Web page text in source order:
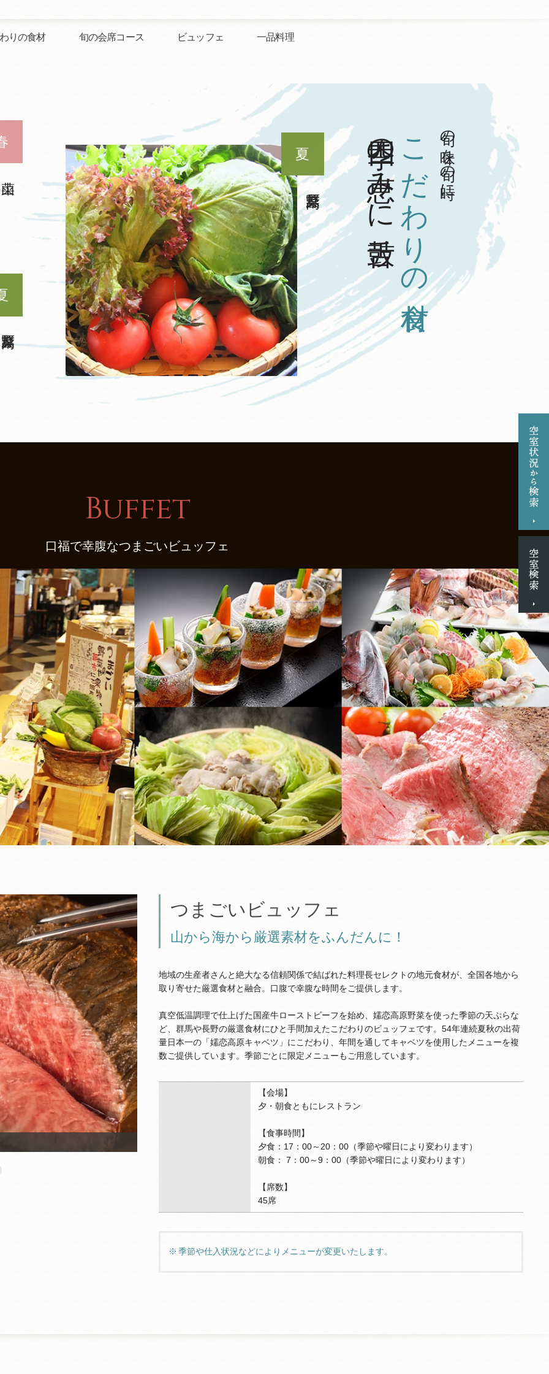
りの食材 旬の会席コース ビュッフェ 一品料理
旬の味を旬の時に
こだわりの食材
四季の恵みに舌鼓
秋
Buffet
口福で幸腹なつまごいビュッフェ
つまごいビュッフェ
山から海から厳選素材をふんだんに！
地域の生産者さんと絶大なる信頼関係で結ばれた料理長セレクトの地元食材が、全国各地から
取り寄せた厳選食材と融合。口腹で幸腹な時間をご提供します。
真空低温調理で仕上げた国産牛ローストビーフを始め、嬬恋高原野菜を使った季節の天ぷらな
ど、群馬や長野の厳選食材にひと手間加えたこだわりのビュッフェです。54年連続夏秋の出荷
量日本一の「嬬恋高原キャベツ」にこだわり、年間を通してキャベツを使用したメニューを複
数ご提供しています。季節ごとに限定メニューもご用意しています。
【会場】
夕・朝食ともにレストラン
【食事時間】
夕食：17：00～20：00（季節や曜日により変わります）
朝食： 7：00～9：00（季節や曜日により変わります）
【席数】
45席
季節や仕入状況などによりメニューが変更いたします。